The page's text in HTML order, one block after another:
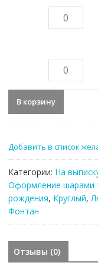
конфетти,
Количество
товара
пастель,
цвета
в
Количество
товара
Грузик
для
фонтана
В корзину
Добавить в список
Категории: На
Оформление шарами
рождения, Круглый,
Фонтан
Отзывы (0)